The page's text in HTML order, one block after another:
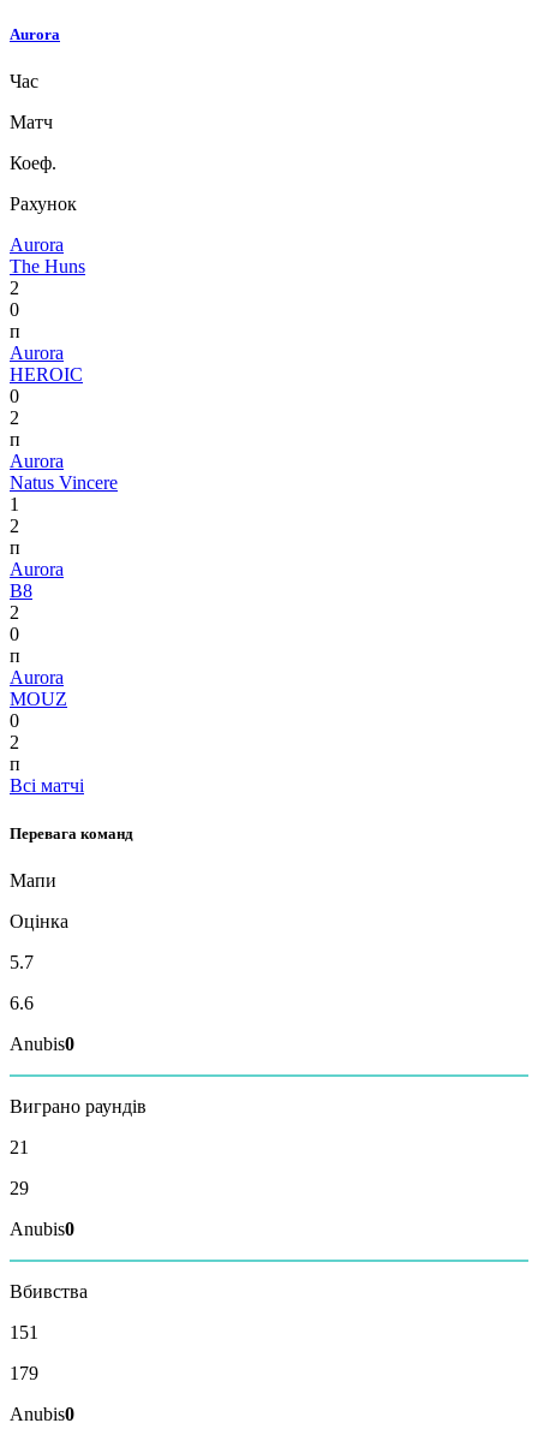
Aurora
Час
Матч
Коеф.
Рахунок
Aurora
The Huns
2
0
п
Aurora
HEROIC
0
2
п
Aurora
Natus Vincere
1
2
п
Aurora
B8
2
0
п
Aurora
MOUZ
0
2
п
Всі матчі
Перевага команд
Мапи
Оцінка
5.7
6.6
Anubis0
Виграно раундів
21
29
Anubis0
Вбивства
151
179
Anubis0